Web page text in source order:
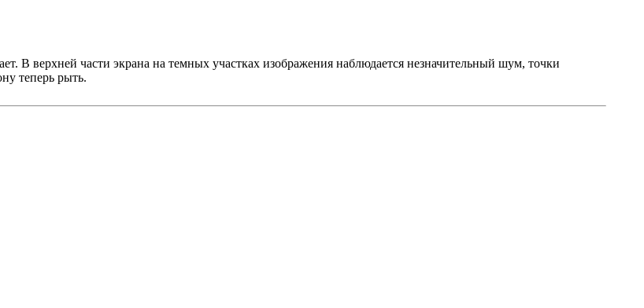
В верхней части экрана на темных участках изображения наблюдается незначительный шум, точки
теперь рыть.